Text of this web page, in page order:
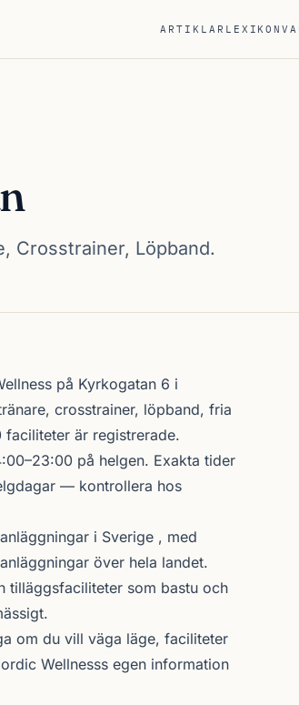
ARTIKLAR LEXIKON
Crosstrainer, Löpband.
på Kyrkogatan 6 i
crosstrainer, löpband, fria
är registrerade.
på helgen. Exakta tider
— kontrollera hos
i Sverige , med
över hela landet.
tilläggsfaciliteter som bastu och
om du vill väga läge, faciliteter
Wellnesss egen information